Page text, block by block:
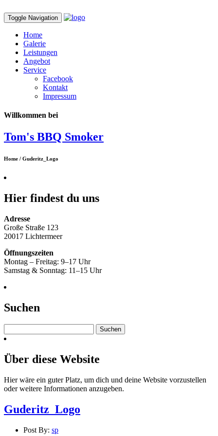
Toggle Navigation
Home
Galerie
Leistungen
Angebot
Service
Facebook
Kontakt
Impressum
Willkommen bei
Tom's BBQ Smoker
Home / Guderitz_Logo
Hier findest du uns
Adresse
Große Straße 123
20017 Lichtermeer
Öffnungszeiten
Montag – Freitag: 9–17 Uhr
Samstag & Sonntag: 11–15 Uhr
Suchen
nach:
Über diese Website
Hier wäre ein guter Platz, um dich und deine Website vorzustellen
oder weitere Informationen anzugeben.
Guderitz_Logo
Post By: sp